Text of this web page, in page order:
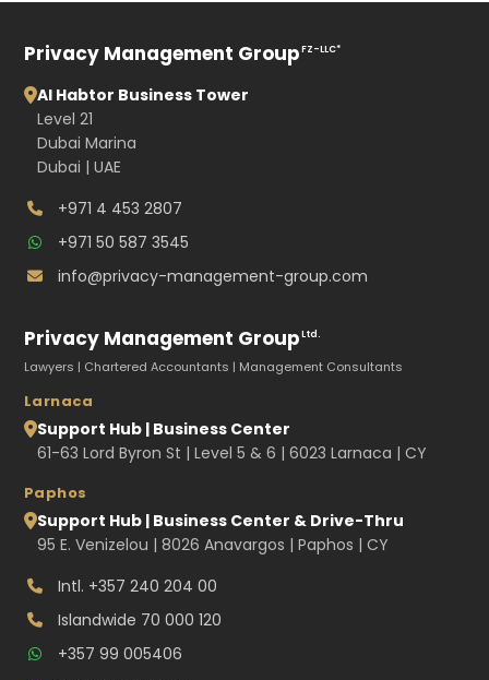
Privacy Management GroupFZ-LLC*
Al Habtor Business Tower
Level 21
Dubai Marina
Dubai | UAE
+971 4 453 2807
+971 50 587 3545
info@privacy-management-group.com
Privacy Management GroupLtd.
Lawyers | Chartered Accountants | Management Consultants
Larnaca
Support Hub | Business Center
61-63 Lord Byron St | Level 5 & 6 | 6023 Larnaca | CY
Paphos
Support Hub | Business Center & Drive-Thru
95 E. Venizelou | 8026 Anavargos | Paphos | CY
Intl. +357 240 204 00
Islandwide 70 000 120
+357 99 005406